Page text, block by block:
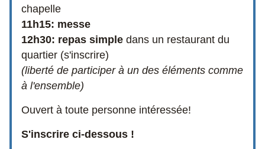
chapelle
11h15: messe
12h30: repas simple dans un restaurant du
quartier (s'inscrire)
(liberté de participer à un des éléments comme
à l'ensemble)
Ouvert à toute personne intéressée!
S'inscrire ci-dessous !